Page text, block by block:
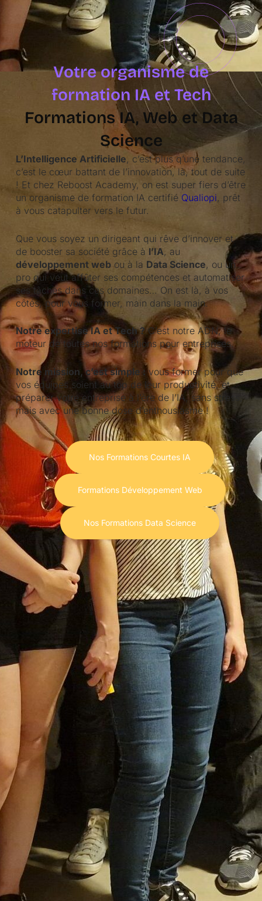
Votre organisme de
formation IA et Tech
Formations IA, Web et Data
Science
L’Intelligence Artificielle, c’est plus q’une tendance,
c’est le cœur battant de l’innovation, là, tout de suite
! Et chez Reboost Academy, on est super fiers d’être
un organisme de formation IA certifié Qualiopi, prêt
à vous catapulter vers le futur.
Que vous soyez un dirigeant qui rêve d’innover et
de booster sa société grâce à l’IA, au
développement webou à la Data Science, ou un
pro qui veut affûter ses compétences et automatiser
ses tâches dans ces domaines… On est là, à vos
côtés, pour vous former, main dans la main.
Notre expertise IA et Tech ? C’est notre ADN, le
moteur de toutes nos formations pour entreprises.
Notre mission, c’est simple : vous former pour que
vos équipes soient au top de leur productivité, et
préparer votre entreprise à l’ère de l’IA, sans stress,
mais avec une bonne dose d’enthousiasme !
Nos Formations Courtes IA
Formations Développement Web
Nos Formations Data Science